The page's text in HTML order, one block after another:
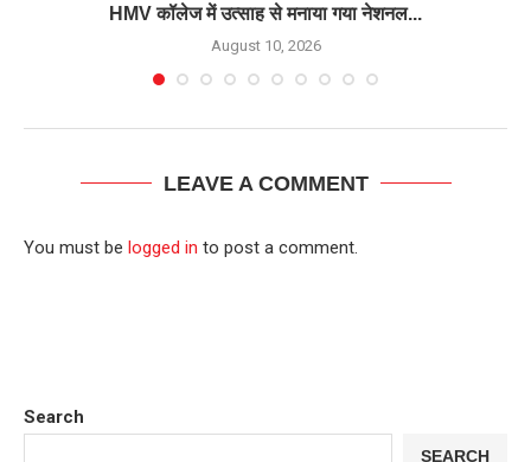
HMV कॉलेज में उत्साह से मनाया गया नेशनल...
August 10, 2026
LEAVE A COMMENT
You must be logged in to post a comment.
Search
SEARCH